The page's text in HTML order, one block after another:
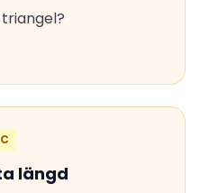
längd